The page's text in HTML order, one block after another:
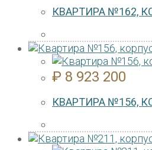
КВАРТИРА №162,
₽ 8 923 200
КВАРТИРА №156,